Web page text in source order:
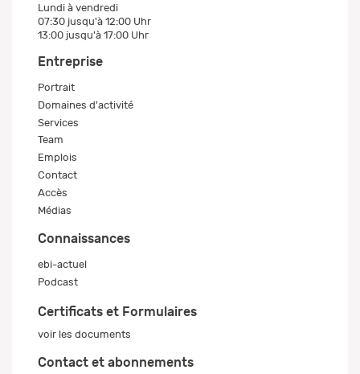
Lundi à vendredi
07:30 jusqu'à 12:00 Uhr
13:00 jusqu'à 17:00 Uhr
Entreprise
Portrait
Domaines d'activité
Services
Team
Emplois
Contact
Accès
Médias
Connaissances
ebi-actuel
Podcast
Certificats et Formulaires
voir les documents
Contact et abonnements